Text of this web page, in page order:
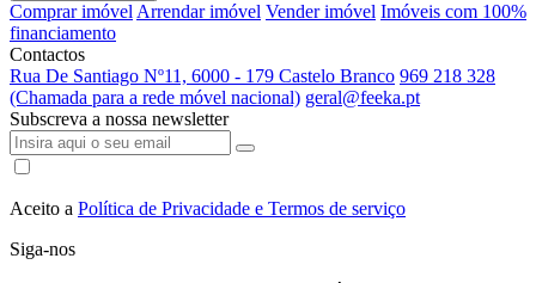
Comprar imóvel Arrendar imóvel Vender imóvel Imóveis com 100%
financiamento
Contactos
Rua De Santiago Nº11, 6000 - 179 Castelo Branco 969 218 328
(Chamada para a rede móvel nacional) geral@feeka.pt
Subscreva a nossa newsletter
Aceito a Política de Privacidade e Termos de serviço
Siga-nos